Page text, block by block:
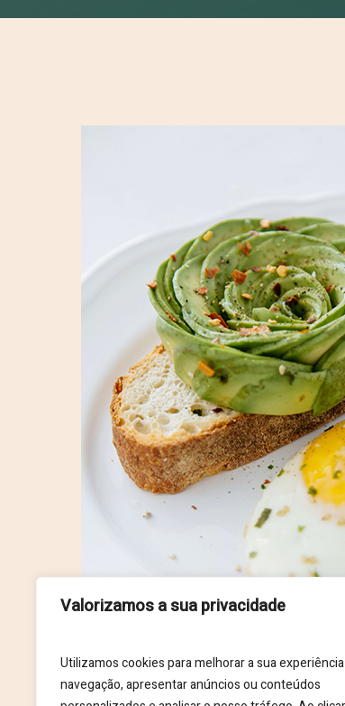
Valorizamos a sua privacidade
Utilizamos cookies para melhorar a sua
navegação, apresentar anúncios ou conteúdos
A